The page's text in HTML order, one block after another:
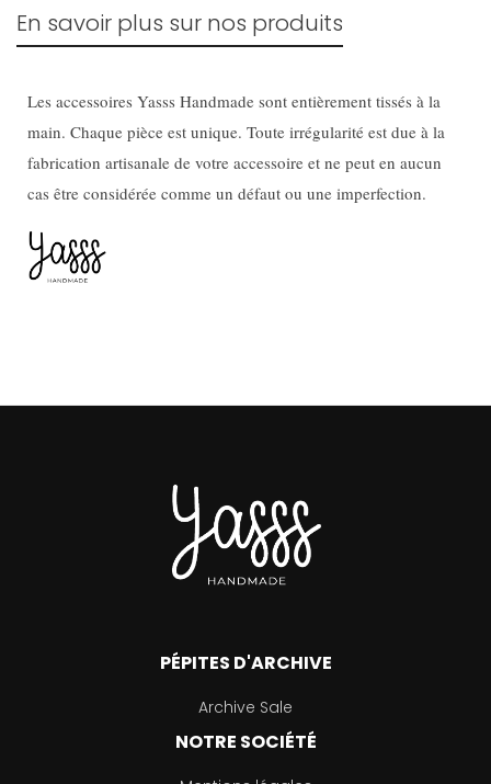
En savoir plus sur nos produits
Les accessoires Yasss Handmade sont entièrement tissés à la
main. Chaque pièce est unique. Toute irrégularité est due à la
fabrication artisanale de votre accessoire et ne peut en aucun
cas être considérée comme un défaut ou une imperfection.
PÉPITES D'ARCHIVE
Archive Sale
NOTRE SOCIÉTÉ